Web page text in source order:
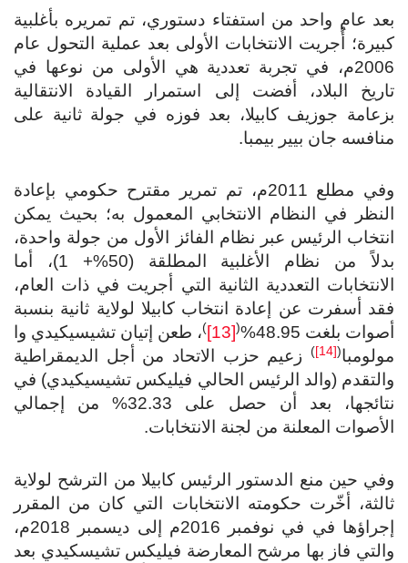
بعد عام واحد من استفتاء دستوري، تم تمريره بأغلبية
كبيرة؛ أُجريت الانتخابات الأولى بعد عملية التحول عام
2006م، في تجربة تعددية هي الأولى من نوعها في
تاريخ البلاد، أفضت إلى استمرار القيادة الانتقالية
بزعامة جوزيف كابيلا، بعد فوزه في جولة ثانية على
منافسه جان بيير بيمبا.
وفي مطلع 2011م، تم تمرير مقترح حكومي بإعادة
النظر في النظام الانتخابي المعمول به؛ بحيث يمكن
انتخاب الرئيس عبر نظام الفائز الأول من جولة واحدة،
بدلاً من نظام الأغلبية المطلقة (50%+ 1)، أما
الانتخابات التعددية الثانية التي أجريت في ذات العام،
فقد أسفرت عن إعادة انتخاب كابيلا لولاية ثانية بنسبة
أصوات بلغت 48.95%
(
[13]
)، طعن إتيان تشيسيكيدي وا
مولومبا(
[14]
)زعيم حزب الاتحاد من أجل الديمقراطية
والتقدم (والد الرئيس الحالي فيليكس تشيسيكيدي) في
نتائجها، بعد أن حصل على 32.33% من إجمالي
الأصوات المعلنة من لجنة الانتخابات.
وفي حين منع الدستور الرئيس كابيلا من الترشح لولاية
ثالثة، أخّرت حكومته الانتخابات التي كان من المقرر
إجراؤها في في نوفمبر 2016م إلى ديسمبر 2018م،
والتي فاز بها مرشح المعارضة فيليكس تشيسكيدي بعد